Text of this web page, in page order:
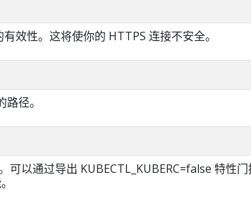
效性。这将使你的 HTTPS 连接不安全。
径。
以通过导出 KUBECTL_KUBERC=false 特性